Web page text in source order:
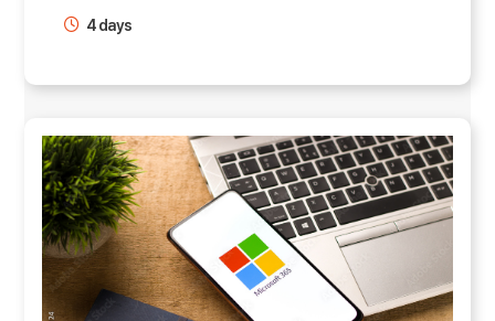
4 days